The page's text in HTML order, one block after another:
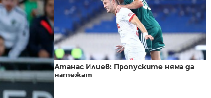
Атанас Илиев: Пропуските няма да
натежат